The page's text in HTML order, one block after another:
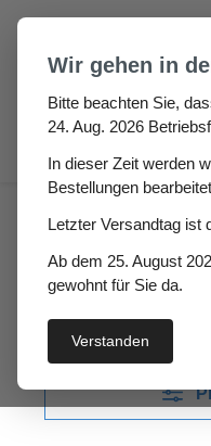
Zum Hauptinhalt springen
Haus Fenster- /
Fenster- /
Wir gehen in
Bitte beachten Sie,
24. Aug. 2026
In dieser Zeit werden
Bestellungen
Letzter Versandtag ist
Ab dem 25. August
gewohnt für Sie da.
Verstanden